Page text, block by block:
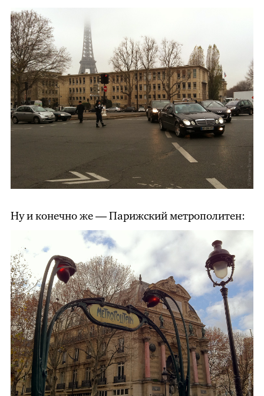
Ну и конечно же — Парижский метрополитен: